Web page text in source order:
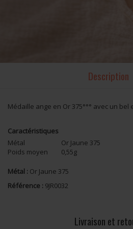
Description
Médaille ange en Or 375°°° avec un
Caractéristiques
Métal
Or Jaune 375
Poids moyen
0,55g
Métal : Or Jaune 375
Référence : 9JR0032
Livraison et